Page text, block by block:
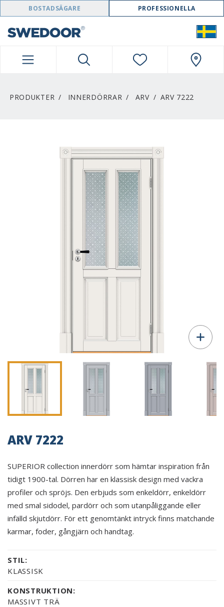
SWEDOOR NAVIGATION
BOSTADSÄGARE PROFESSIONELLA
PRODUKTER INNERDÖRRAR ARV ARV 7222
ARV 7222
SUPERIOR collection innerdörr som hämtar inspiration från
tidigt 1900-tal. Dörren har en klassisk design med vackra
profiler och spröjs. Den erbjuds som enkeldörr, enkeldörr
med smal sidodel, pardörr och som utanpåliggande eller
infälld skjutdörr. För ett genomtänkt intryck finns matchande
karmar, foder, gångjärn och handtag.
STIL:
KLASSISK
KONSTRUKTION:
MASSIVT TRÄ